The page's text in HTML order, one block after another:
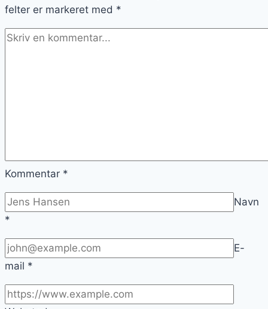
felter er markeret med *
Kommentar *
Navn
*
E-
mail *